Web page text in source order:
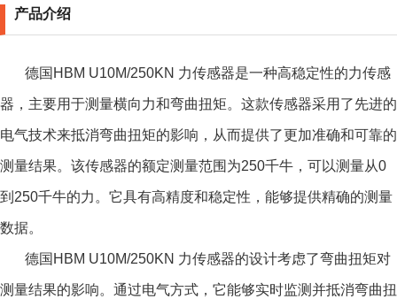
产品介绍
德国HBM U10M/250KN 力传感器是一种高稳定性的力传感
器，主要用于测量横向力和弯曲扭矩。这款传感器采用了先进的
电气技术来抵消弯曲扭矩的影响，从而提供了更加准确和可靠的
测量结果。该传感器的额定测量范围为250千牛，可以测量从0
到250千牛的力。它具有高精度和稳定性，能够提供精确的测量
数据。
德国HBM U10M/250KN 力传感器的设计考虑了弯曲扭矩对
测量结果的影响。通过电气方式，它能够实时监测并抵消弯曲扭